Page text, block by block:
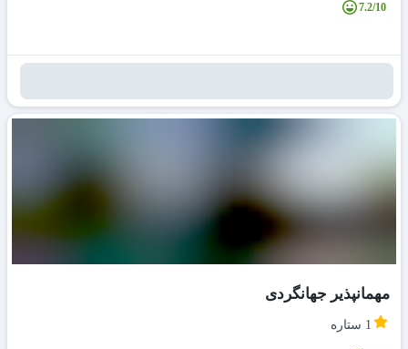
7.2/10
مهمانپذیر جهانگردی
1 ستاره